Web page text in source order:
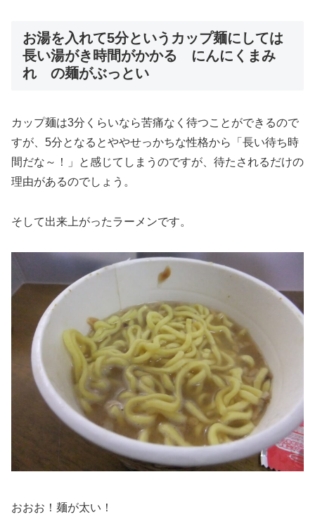
お湯を入れて5分というカップ麺にしては
長い湯がき時間がかかる にんにくまみ
れ の麺がぶっとい
カップ麺は3分くらいなら苦痛なく待つことができるので
すが、5分となるとややせっかちな性格から「長い待ち時
間だな～！」と感じてしまうのですが、待たされるだけの
理由があるのでしょう。
そして出来上がったラーメンです。
おおお！麺が太い！